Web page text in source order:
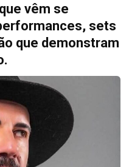
vêm se
sets
que demonstram